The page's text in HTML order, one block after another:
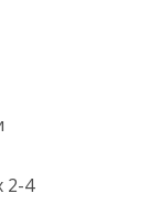
2-4